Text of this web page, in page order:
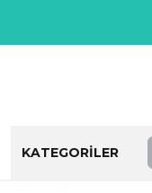
KATEGORİLER